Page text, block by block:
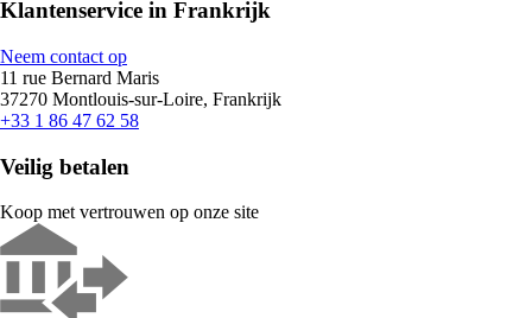
Klantenservice in Frankrijk
Neem contact op
11 rue Bernard Maris
37270 Montlouis-sur-Loire, Frankrijk
+33 1 86 47 62 58
Veilig betalen
Koop met vertrouwen op onze site